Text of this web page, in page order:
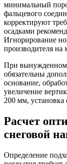
минимальный
фальцевого
корректируют
осадками
Игнорирование
производителя на
При вынужденном
обязательны
основание,
увеличение
200 мм, установка
Расчет
снеговой
Определение